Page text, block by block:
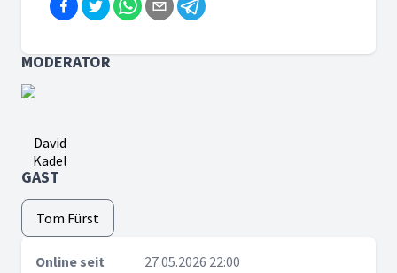
MODERATOR
David
Kadel
GAST
Tom Fürst
Online seit
27.05.2026 22:00